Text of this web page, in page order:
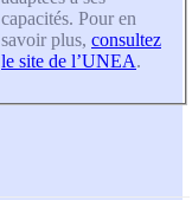
capacités. Pour en
savoir plus, consultez
le site de l’UNEA.